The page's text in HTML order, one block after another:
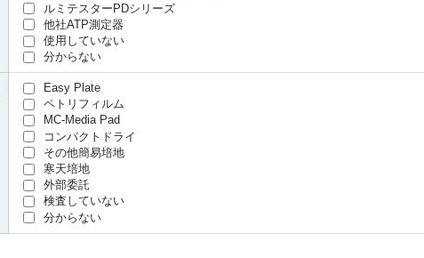
ルミテスターPDシリーズ
他社ATP測定器
使用していない
分からない
Easy Plate
ペトリフィルム
MC-Media Pad
コンパクトドライ
その他簡易培地
寒天培地
外部委託
検査していない
分からない